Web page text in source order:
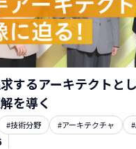
するアーキテクトと
を導く
#技術分野 #アーキテクチャ